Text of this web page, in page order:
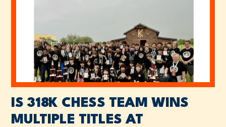
IS 318K CHESS TEAM WINS
MULTIPLE TITLES AT